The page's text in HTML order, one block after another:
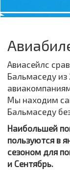
Авиасейлс
Бальмаседу из
Мы находим
Бальмаседу
Наибольшей
пользуются в
сезоном для
и Сентябрь.